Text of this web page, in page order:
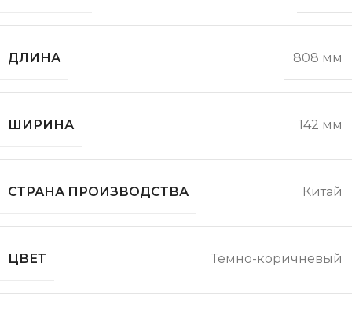
ДЛИНА 808 мм
ШИРИНА 142 мм
СТРАНА ПРОИЗВОДСТВА Китай
ЦВЕТ Тёмно-коричневый